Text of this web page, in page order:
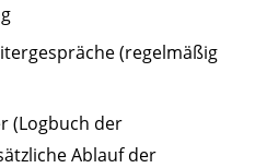
(regelmäßig
(Logbuch der
Ablauf der